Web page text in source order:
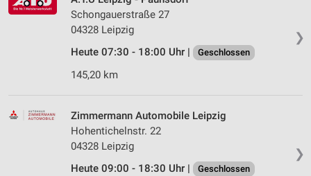
❯
Schongauerstraße 27
04328 Leipzig
Heute 07:30 - 18:00 Uhr |
Geschlossen
145,20 km
❯
Zimmermann Automobile Leipzig
Hohentichelnstr. 22
04328 Leipzig
Heute 09:00 - 18:30 Uhr |
Geschlossen